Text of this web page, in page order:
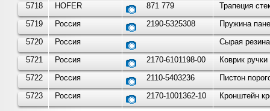
5718
HOFER 871 779
Трапеция
5719
Россия 2190-5325308
Пружина
5720
Россия
Сырая
5721
Россия 2170-6101198-00
Коврик
5722
Россия 2110-5403236
Пистон
5723
Россия 2170-1001362-10 Кронштейн